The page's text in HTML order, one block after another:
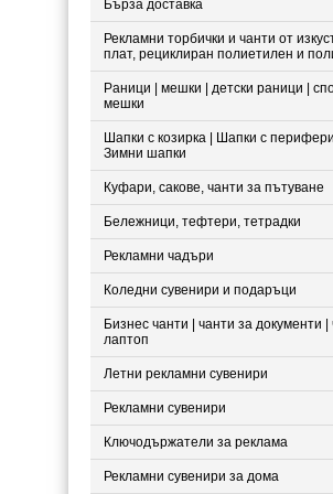
Бърза доставка
Рекламни торбички и чанти от
плат, рециклиран полиетилен и
Раници | мешки | детски раници |
мешки
Шапки с козирка | Шапки с
Зимни шапки
Куфари, сакове, чанти за пътуване
Бележници, тефтери, тетрадки
Рекламни чадъри
Коледни сувенири и подаръци
Бизнес чанти | чанти за документи |
лаптоп
Летни рекламни сувенири
Рекламни сувенири
Ключодържатели за реклама
Рекламни сувенири за дома